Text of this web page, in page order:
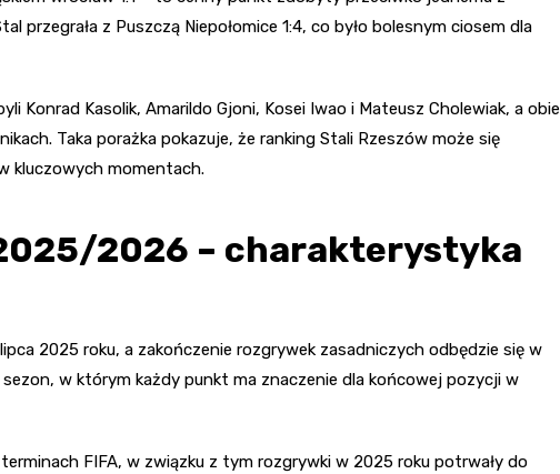
przegrała z Puszczą Niepołomice 1:4, co było bolesnym ciosem dla
Konrad Kasolik, Amarildo Gjoni, Kosei Iwao i Mateusz Cholewiak, a obie
Taka porażka pokazuje, że ranking Stali Rzeszów może się
kluczowych momentach.
2026 – charakterystyka
2025 roku, a zakończenie rozgrywek zasadniczych odbędzie się w
w którym każdy punkt ma znaczenie dla końcowej pozycji w
FIFA, w związku z tym rozgrywki w 2025 roku potrwały do